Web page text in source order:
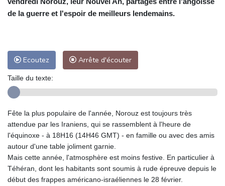
de la guerre et l'espoir de meilleurs lendemains.
Ecoutez Arrête d'écouter
Taille du texte:
Fête la plus populaire de l'année, Norouz est toujours très
attendue par les Iraniens, qui se rassemblent à l'heure de
l'équinoxe - à 18H16 (14H46 GMT) - en famille ou avec des amis
autour d'une table joliment garnie.
Mais cette année, l'atmosphère est moins festive. En particulier à
Téhéran, dont les habitants sont soumis à rude épreuve depuis le
début des frappes américano-israéliennes le 28 février.